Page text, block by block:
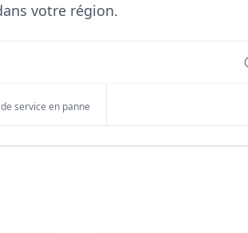
votre région.
service en panne